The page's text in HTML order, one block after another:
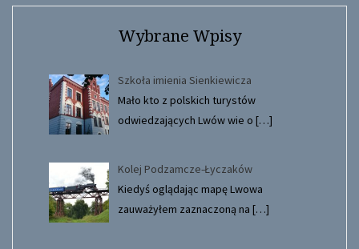
Wybrane Wpisy
Szkoła imienia Sienkiewicza
Mało kto z polskich turystów
odwiedzających Lwów wie o […]
Kolej Podzamcze-Łyczaków
Kiedyś oglądając mapę Lwowa
zauważyłem zaznaczoną na […]